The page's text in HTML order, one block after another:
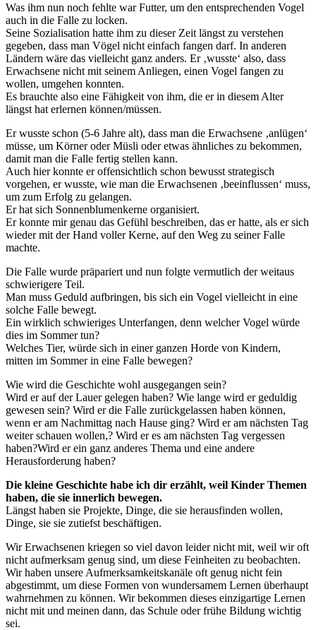
Was ihm nun noch fehlte war Futter, um den entsprechenden Vogel
auch in die Falle zu locken.
Seine Sozialisation hatte ihm zu dieser Zeit längst zu verstehen
gegeben, dass man Vögel nicht einfach fangen darf. In anderen
Ländern wäre das vielleicht ganz anders. Er ‚wusste‘ also, dass
Erwachsene nicht mit seinem Anliegen, einen Vogel fangen zu
wollen, umgehen konnten.
Es brauchte also eine Fähigkeit von ihm, die er in diesem Alter
längst hat erlernen können/müssen.
Er wusste schon (5-6 Jahre alt), dass man die Erwachsene ‚anlügen‘
müsse, um Körner oder Müsli oder etwas ähnliches zu bekommen,
damit man die Falle fertig stellen kann.
Auch hier konnte er offensichtlich schon bewusst strategisch
vorgehen, er wusste, wie man die Erwachsenen ‚beeinflussen‘ muss,
um zum Erfolg zu gelangen.
Er hat sich Sonnenblumenkerne organisiert.
Er konnte mir genau das Gefühl beschreiben, das er hatte, als er sich
wieder mit der Hand voller Kerne, auf den Weg zu seiner Falle
machte.
Die Falle wurde präpariert und nun folgte vermutlich der weitaus
schwierigere Teil.
Man muss Geduld aufbringen, bis sich ein Vogel vielleicht in eine
solche Falle bewegt.
Ein wirklich schwieriges Unterfangen, denn welcher Vogel würde
dies im Sommer tun?
Welches Tier, würde sich in einer ganzen Horde von Kindern,
mitten im Sommer in eine Falle bewegen?
Wie wird die Geschichte wohl ausgegangen sein?
Wird er auf der Lauer gelegen haben? Wie lange wird er geduldig
gewesen sein? Wird er die Falle zurückgelassen haben können,
wenn er am Nachmittag nach Hause ging? Wird er am nächsten Tag
weiter schauen wollen,? Wird er es am nächsten Tag vergessen
haben?Wird er ein ganz anderes Thema und eine andere
Herausforderung haben?
Die kleine Geschichte habe ich dir erzählt, weil Kinder Themen
haben, die sie innerlich bewegen.
Längst haben sie Projekte, Dinge, die sie herausfinden wollen,
Dinge, sie sie zutiefst beschäftigen.
Wir Erwachsenen kriegen so viel davon leider nicht mit, weil wir oft
nicht aufmerksam genug sind, um diese Feinheiten zu beobachten.
Wir haben unsere Aufmerksamkeitskanäle oft genug nicht fein
abgestimmt, um diese Formen von wundersamem Lernen überhaupt
wahrnehmen zu können. Wir bekommen dieses einzigartige Lernen
nicht mit und meinen dann, das Schule oder frühe Bildung wichtig
sei.